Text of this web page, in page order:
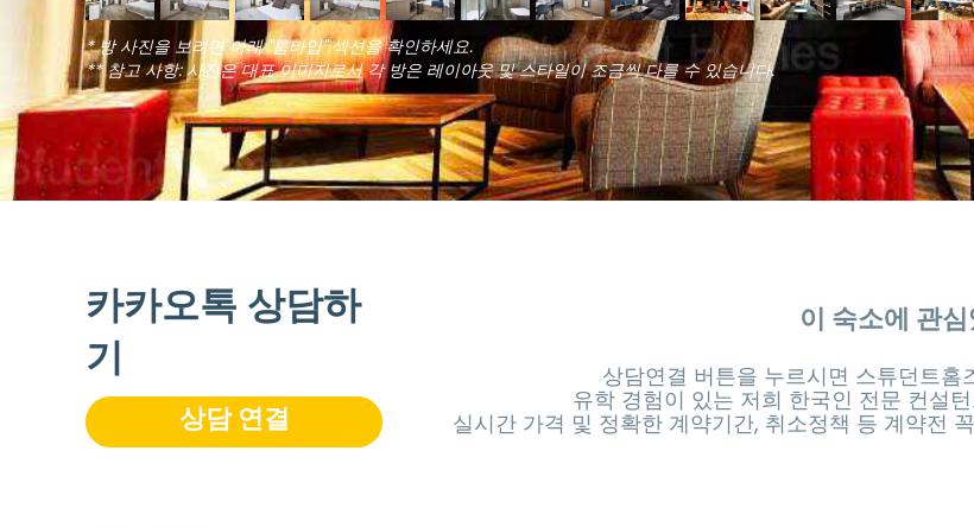
* 방 사진을 보려면 아래 "룸타입" 섹션을 확인하세요.
** 참고 사항: 사진은 대표 이미지로서 각 방은 레이아웃 및 스타일이 조금씩 다를 수 있습니다.
카카오톡 상담하
기
상담 연결
이 숙소에 관
상담연결 버튼을 누르시면 스튜던트
유학 경험이 있는 저희 한국인 전문 컨설
실시간 가격 및 정확한 계약기간, 취소정책 등 계약전